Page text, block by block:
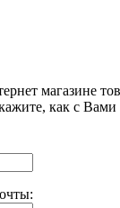
магазине
как с Вами